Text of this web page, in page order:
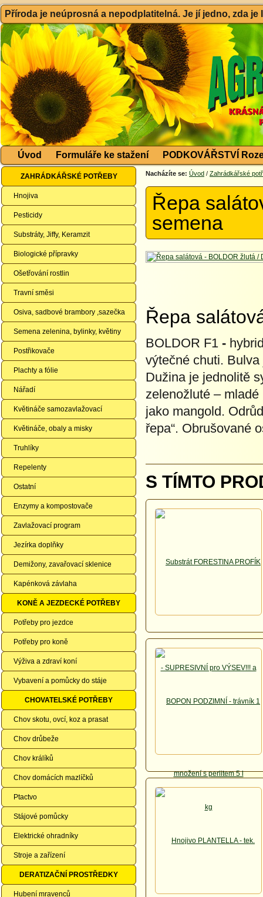
Příroda je neúprosná a nepodplatitelná. Je jí jedno, zda
Úvod Formuláře ke stažení PODKOVÁŘSTVÍ
ZAHRÁDKÁŘSKÉ POTŘEBY
Hnojiva
Pesticidy
Substráty, Jiffy, Keramzit
Biologické přípravky
Ošetřování rostlin
Travní směsi
Osiva, sadbové brambory ,sazečka
Semena zelenina, bylinky, květiny
Postřikovače
Plachty a fólie
Nářadí
Květináče samozavlažovací
Květináče, obaly a misky
Truhlíky
Repelenty
Ostatní
Enzymy a kompostovače
Zavlažovací program
Jezírka doplňky
Demižony, zavařovací sklenice
Kapénková závlaha
KONĚ A JEZDECKÉ POTŘEBY
Potřeby pro jezdce
Potřeby pro koně
Výživa a zdraví koní
Vybavení a pomůcky do stáje
CHOVATELSKÉ POTŘEBY
Chov skotu, ovcí, koz a prasat
Chov drůbeže
Chov králíků
Chov domácích mazlíčků
Ptactvo
Stájové pomůcky
Elektrické ohradníky
Stroje a zařízení
DERATIZAČNÍ PROSTŘEDKY
Hubení mravenců
Nacházíte se: Úvod / Zahrádkářské
Řepa
semena
Řepa
BOLDOR F1 -
výtečné chuti.
Dužina je jednolitě
zelenožluté –
jako mangold.
řepa“. Obrušované
S TÍMTO